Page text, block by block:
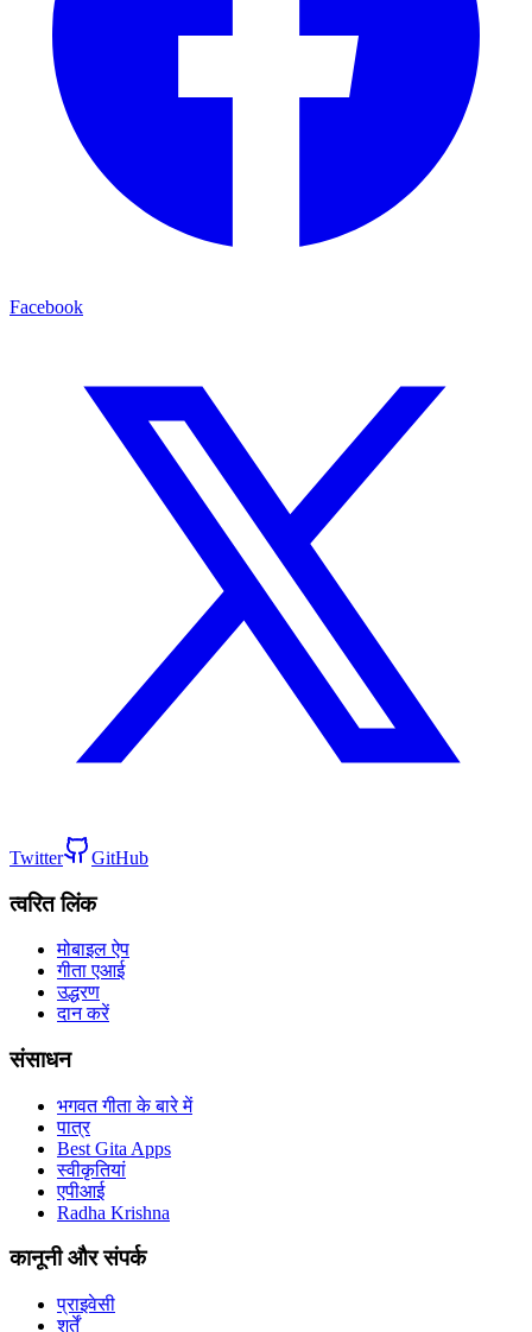
Facebook
Twitter GitHub
त्वरित लिंक
मोबाइल ऐप
गीता एआई
उद्धरण
दान करें
संसाधन
भगवत गीता के बारे में
पात्र
Best Gita Apps
स्वीकृतियां
एपीआई
Radha Krishna
कानूनी और संपर्क
प्राइवेसी
शर्तें